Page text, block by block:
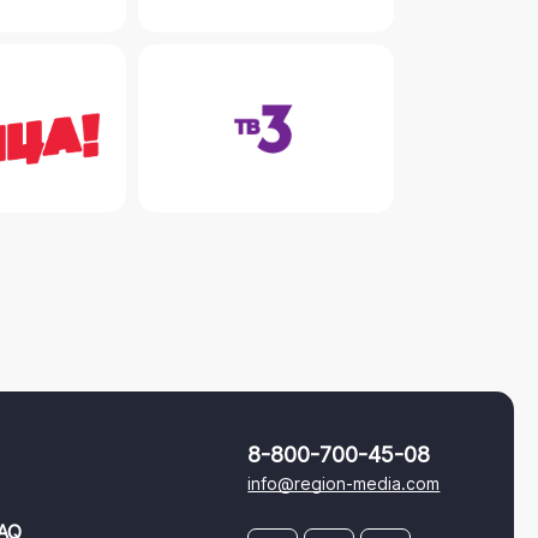
8-800-700-45-08
info@region-media.com